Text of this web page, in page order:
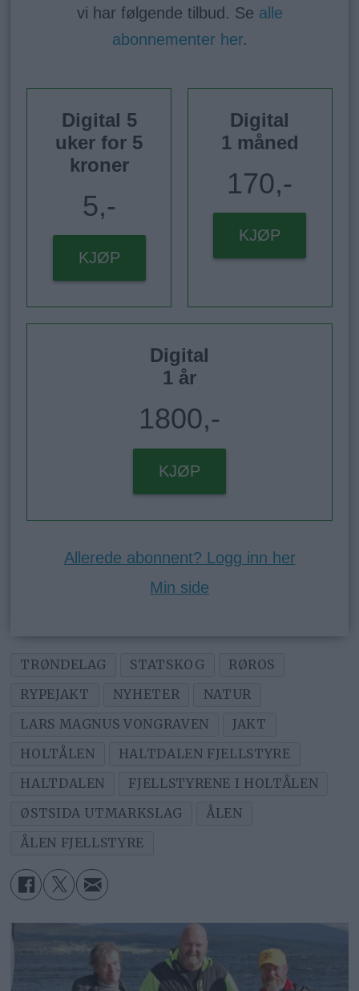
vi har følgende tilbud. Se alle
abonnementer her.
Digital 5
uker for 5
kroner
5,-
KJØP
Digital
1 måned
170,-
KJØP
Digital
1 år
1800,-
KJØP
Allerede abonnent? Logg inn her
Min side
TRØNDELAG STATSKOG
RØROS
RYPEJAKT
NYHETER
NATUR
LARS MAGNUS VONGRAVEN
JAKT
HOLTÅLEN
HALTDALEN FJELLSTYRE
HALTDALEN
FJELLSTYRENE I HOLTÅLEN
ØSTSIDA UTMARKSLAG
ÅLEN
ÅLEN FJELLSTYRE